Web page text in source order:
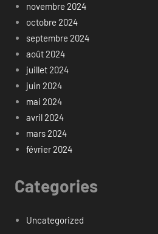
novembre 2024
octobre 2024
septembre 2024
août 2024
juillet 2024
juin 2024
mai 2024
avril 2024
mars 2024
février 2024
Categories
Uncategorized